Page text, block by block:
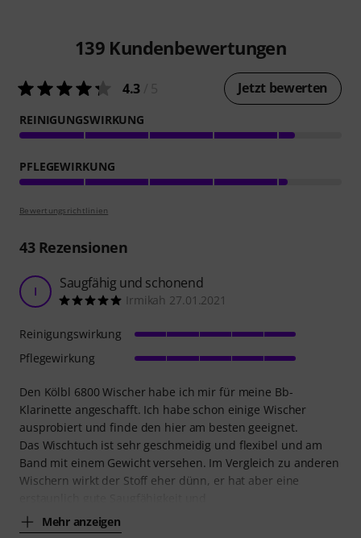
139 Kundenbewertungen
4.3 Jetzt bewerten
REINIGUNGSWIRKUNG
PFLEGEWIRKUNG
Bewertungsrichtlinien
43Rezensionen
I Saugfähig und schonend
Irmikah 27.01.2021
Den Kölbl 6800 Wischer habe ich mir für meine Bb-
Klarinette angeschafft. Ich habe schon einige Wischer
ausprobiert und finde den hier am besten geeignet.
Das Wischtuch ist sehr geschmeidig und flexibel und am
Band mit einem Gewicht versehen. Im Vergleich zu anderen
Wischern wirkt der Stoff eher dünn, er hat aber eine
Mehr anzeigen
Reinigungswirkung
Pflegewirkung